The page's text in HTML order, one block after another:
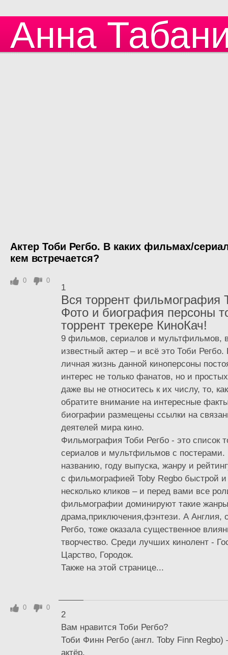
Анна
Актер Тоби Регбо. В каких фильмах/
кем встречается?
1
Вся торрент фильмография
Фото и биография персоны
торрент трекере КиноКач!
9 фильмов, сериалов и мультфильмов,
известный актер – и всё это Тоби
личная жизнь данной киноперсоны
интерес не только фанатов, но и
даже вы не относитесь к их числу, то,
обратите внимание на интересные
биографии размещены ссылки на
деятелей мира кино.
Фильмография Тоби Регбо - это список
сериалов и мультфильмов с
названию, году выпуска, жанру и
с фильмографией Toby Regbo быстрой и
несколько кликов – и перед вами все
фильмографии доминируют такие жанры
драма,приключения,фэнтези. А Англия,
Регбо, тоже оказала существенное
творчество. Среди лучших кинолент -
Царство, Городок.
Также на этой странице...
0 0
2
Вам нравится Тоби Регбо?
Тоби Финн Регбо (англ. Toby Finn
актёр.
0 0